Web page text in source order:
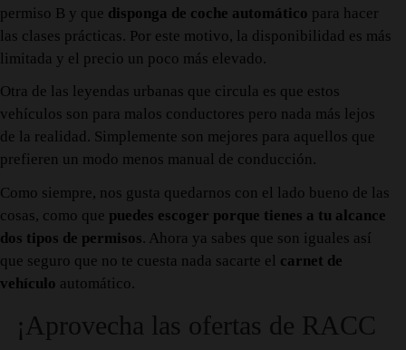
permiso B y que disponga de coche automático para hacer
las clases prácticas. Por este motivo, la disponibilidad es más
limitada y el precio un poco más elevado.
Otra de las leyendas urbanas que circula es que estos
vehículos son para malos conductores pero nada más lejos
de la realidad. Simplemente son mejores para aquellos que
prefieren un modo menos manual de conducción.
Como siempre, nos gusta quedarnos con el lado bueno de las
cosas, como que puedes escoger porque tienes a tu alcance
dos tipos de permisos. Ahora ya sabes que son iguales así
que seguro que no te cuesta nada sacarte el carnet de
vehículo automático.
¡Aprovecha las ofertas de RACC